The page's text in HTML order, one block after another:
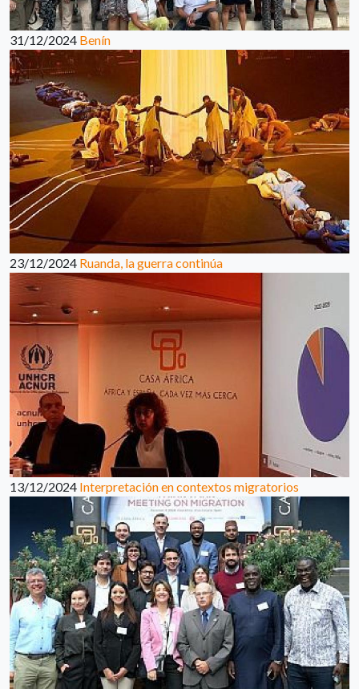
31/12/2024 Benín
23/12/2024 Ruanda, la guerra continúa
13/12/2024 Interpretación en contextos migratorios